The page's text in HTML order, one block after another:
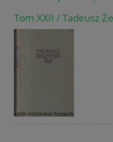
Tom XXII / Tadeusz